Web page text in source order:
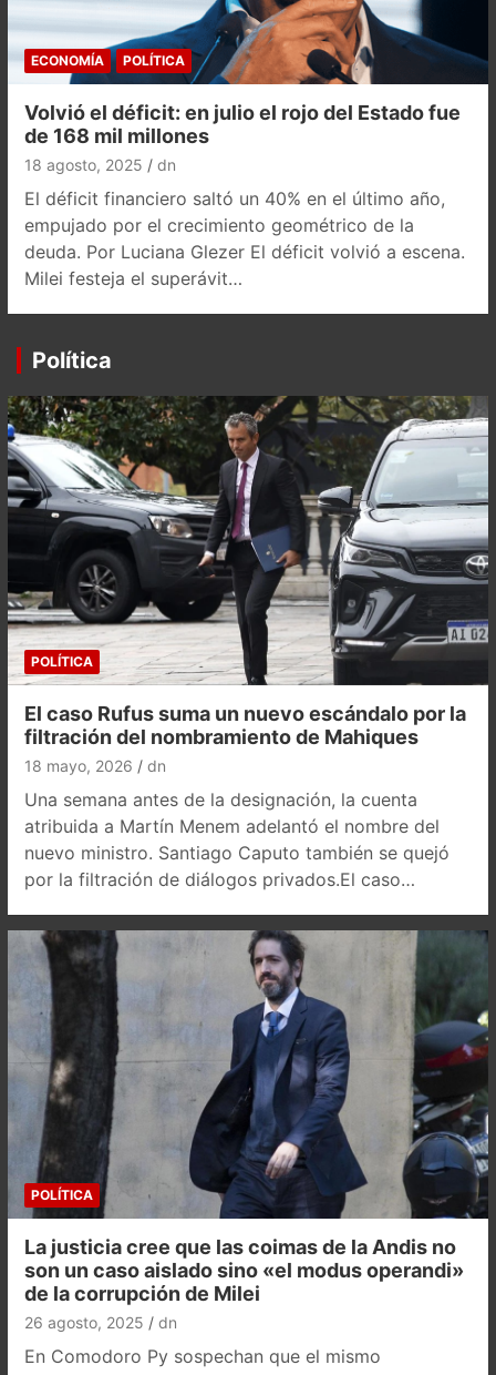
ECONOMÍA POLÍTICA
Volvió el déficit: en julio el rojo del Estado fue
de 168 mil millones
18 agosto, 2025 dn
El déficit financiero saltó un 40% en el último año,
empujado por el crecimiento geométrico de la
deuda. Por Luciana Glezer El déficit volvió a escena.
Milei festeja el superávit…
Política
POLÍTICA
El caso Rufus suma un nuevo escándalo por la
filtración del nombramiento de Mahiques
18 mayo, 2026 dn
Una semana antes de la designación, la cuenta
atribuida a Martín Menem adelantó el nombre del
nuevo ministro. Santiago Caputo también se quejó
por la filtración de diálogos privados.El caso…
POLÍTICA
La justicia cree que las coimas de la Andis no
son un caso aislado sino «el modus operandi»
de la corrupción de Milei
26 agosto, 2025 dn
En Comodoro Py sospechan que el mismo